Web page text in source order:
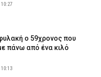
ο 59χρονος που
πάνω από ένα κιλό